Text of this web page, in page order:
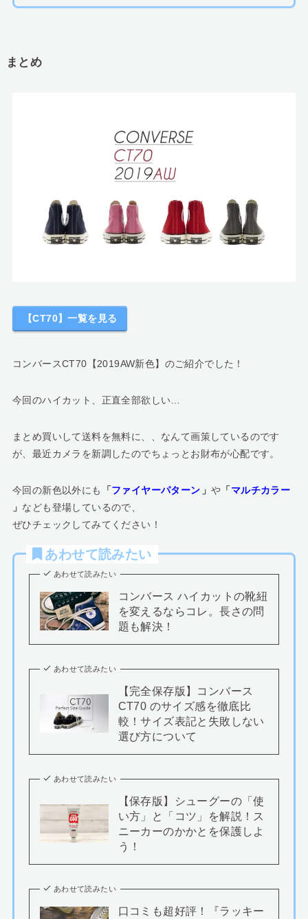
まとめ
【CT70】一覧を見る
コンバースCT70【2019AW新色】のご紹介でした！
今回のハイカット、正直全部欲しい…
まとめ買いして送料を無料に、、なんて画策しているのです
が、最近カメラを新調したのでちょっとお財布が心配です。
今回の新色以外にも 「 ファイヤーパターン 」 や 「 マルチカラー
」 なども登場しているので、
ぜひチェックしてみてください！
あわせて読みたい
あわせて読みたい
コンバース ハイカットの靴紐
を変えるならコレ。長さの問
題も解決！
あわせて読みたい
【完全保存版】コンバース
CT70 のサイズ感を徹底比
較！サイズ表記と失敗しない
選び方について
あわせて読みたい
【保存版】シューグーの「使
い方」と「コツ」を解説！ス
ニーカーのかかとを保護しよ
う！
あわせて読みたい
口コミも超好評！『ラッキー